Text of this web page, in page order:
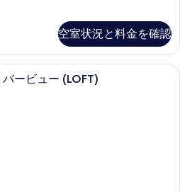
空室状況と料金を確認
セーフティボックス (室内)、デスク
ービュー (LOFT)